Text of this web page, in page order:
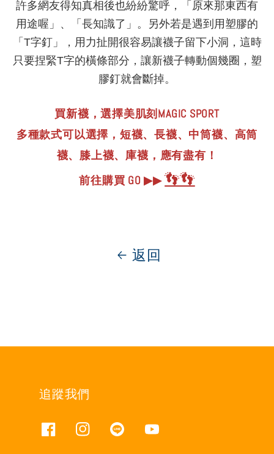
許多網友得知真相後也紛紛驚呼，「原來那東西有
用途喔」、「長知識了」。另外若是遇到用塑膠的
「T字釘」，用力扯開很容易讓襪子留下小洞，這時
只要捏緊T字的橫條部分，讓新襪子轉動個幾圈，塑
膠釘就會斷掉。
買新襪，選擇美肌刻MAGIC SPORT
多種款式可以選擇，短襪、長襪、中筒襪、高筒
襪、膝上襪、庫襪，應有盡有！
前往購買 GO ▶▶👣👣
返回
追蹤我們